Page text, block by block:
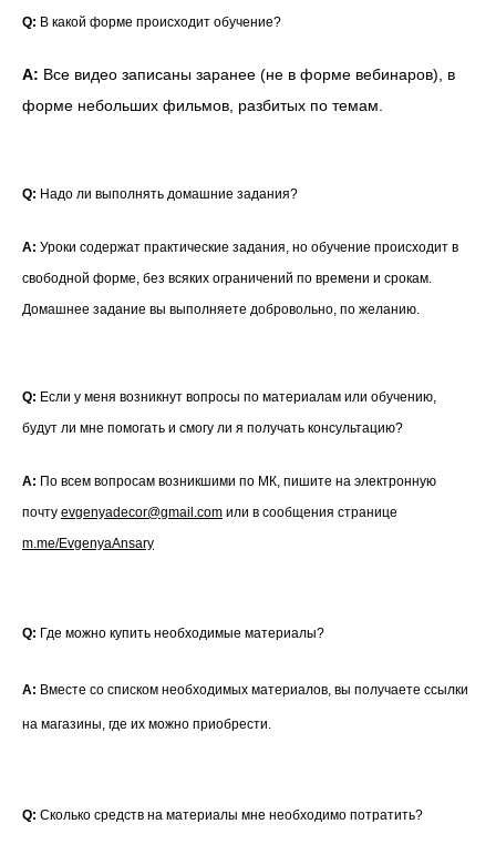
Q: В какой форме происходит обучение?
A: Все видео записаны заранее (не в форме вебинаров), в
форме небольших фильмов, разбитых по темам.
Q: Надо ли выполнять домашние задания?
A: Уроки содержат практические задания, но обучение происходит в
свободной форме, без всяких ограничений по времени и срокам.
Домашнее задание вы выполняете добровольно, по желанию.
Q: Если у меня возникнут вопросы по материалам или обучению,
будут ли мне помогать и смогу ли я получать консультацию?
A: По всем вопросам возникшими по МК, пишите на электронную
почту evgenyadecor@gmail.com или в сообщения странице
m.me/EvgenyaAnsary
Q: Где можно купить необходимые материалы?
A: Вместе со списком необходимых материалов, вы получаете ссылки
на магазины, где их можно приобрести.
Q: Сколько средств на материалы мне необходимо потратить?